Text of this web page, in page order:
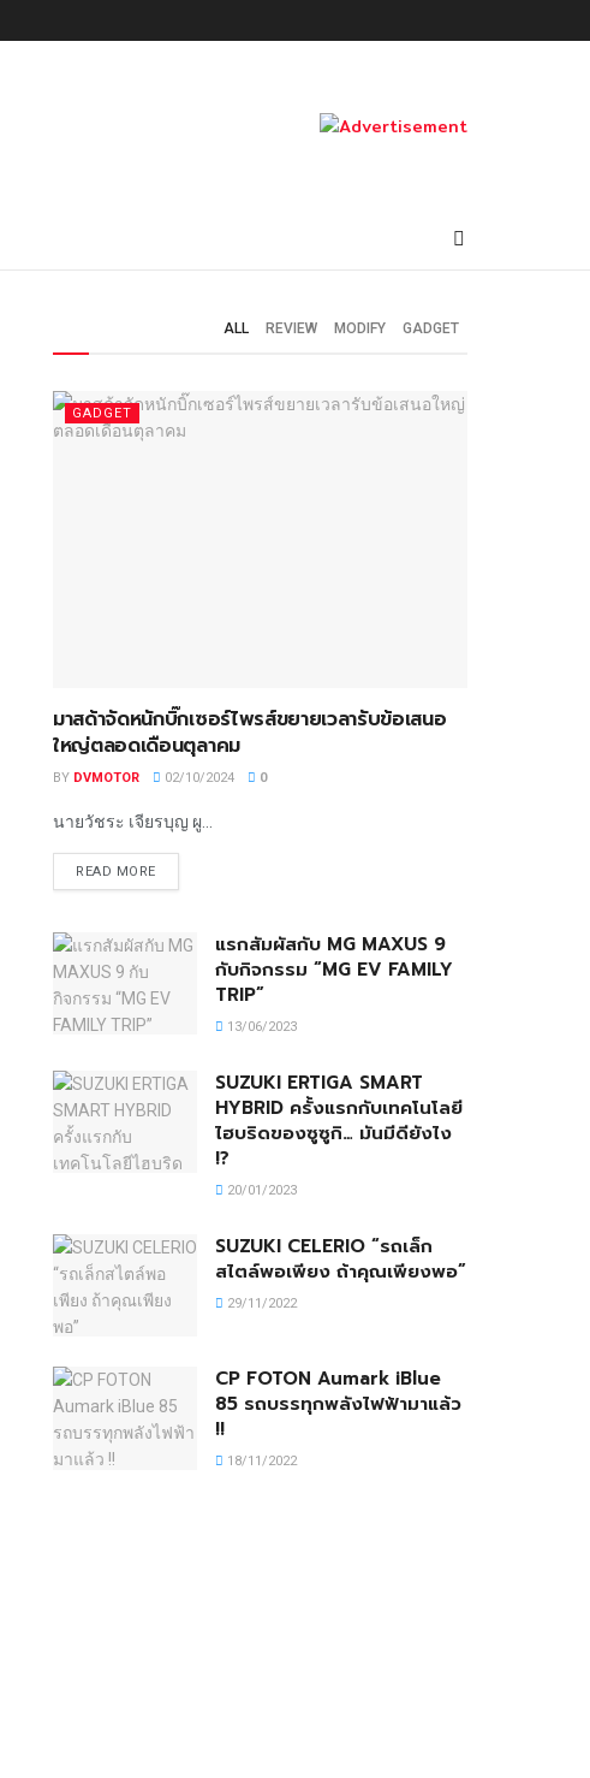
ALL REVIEW MODIFY GADGET
GADGET
มาสด้าจัดหนักบิ๊กเซอร์ไพรส์ขยายเวลารับข้อเสนอ
ใหญ่ตลอดเดือนตุลาคม
BY DVMOTOR 02/10/2024 0
นายวัชระ เจียรบุญ ผู...
READ MORE
แรกสัมผัสกับ MG MAXUS 9
กับกิจกรรม “MG EV FAMILY
TRIP”
13/06/2023
SUZUKI ERTIGA SMART
HYBRID ครั้งแรกกับเทคโนโลยี
ไฮบริดของซูซูกิ… มันมีดียังไง
!?
20/01/2023
SUZUKI CELERIO “รถเล็ก
สไตล์พอเพียง ถ้าคุณเพียงพอ”
29/11/2022
CP FOTON Aumark iBlue
85 รถบรรทุกพลังไฟฟ้ามาแล้ว
!!
18/11/2022